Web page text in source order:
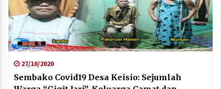
27/10/2020
Sembako Covid19 Desa Keisio: Sejumlah